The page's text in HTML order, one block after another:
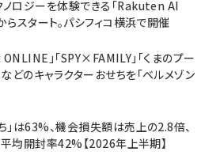
ロジーを体験できる「Rakuten AI
スタート。パシフィコ横浜で開催
」「SPY×FAMILY」「くまのプー
などのキャラクターおせちを「ベルメゾン
」は63%、機会損失額は売上の2.8倍、
平均開封率42%【2026年上半期】